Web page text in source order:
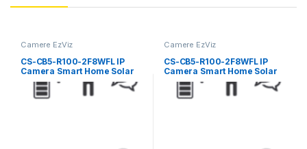
Camere EzViz
CS-CB5-R100-2F8WFL IP
Camera Smart Home Solar
Battery
Camere EzViz
CS-CB5-R100-2F8WFL IP
Camera Smart Home Solar
Battery